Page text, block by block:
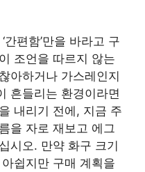
간편함’만을 바라고 구
조언을 따르지 않는
아하거나 가스레인지
흔들리는 환경이라면
내리기 전에, 지금 주
을 자로 재보고 에그
시오. 만약 화구 크기
쉽지만 구매 계획을